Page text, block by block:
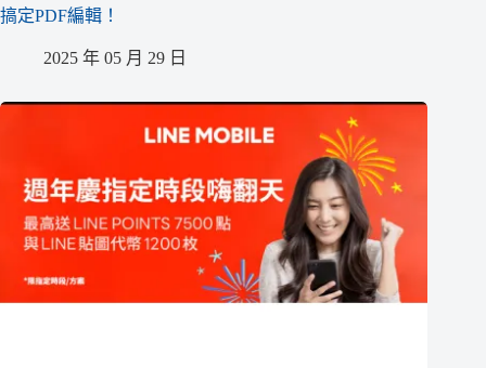
搞定PDF編輯！
2025 年 05 月 29 日